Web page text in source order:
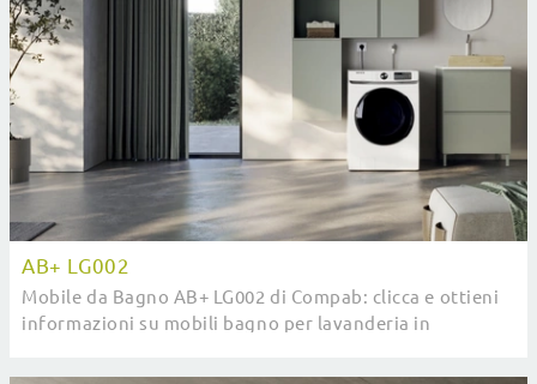
AB+ LG002
Mobile da Bagno AB+ LG002 di Compab: clicca e ottieni
informazioni su mobili bagno per lavanderia in